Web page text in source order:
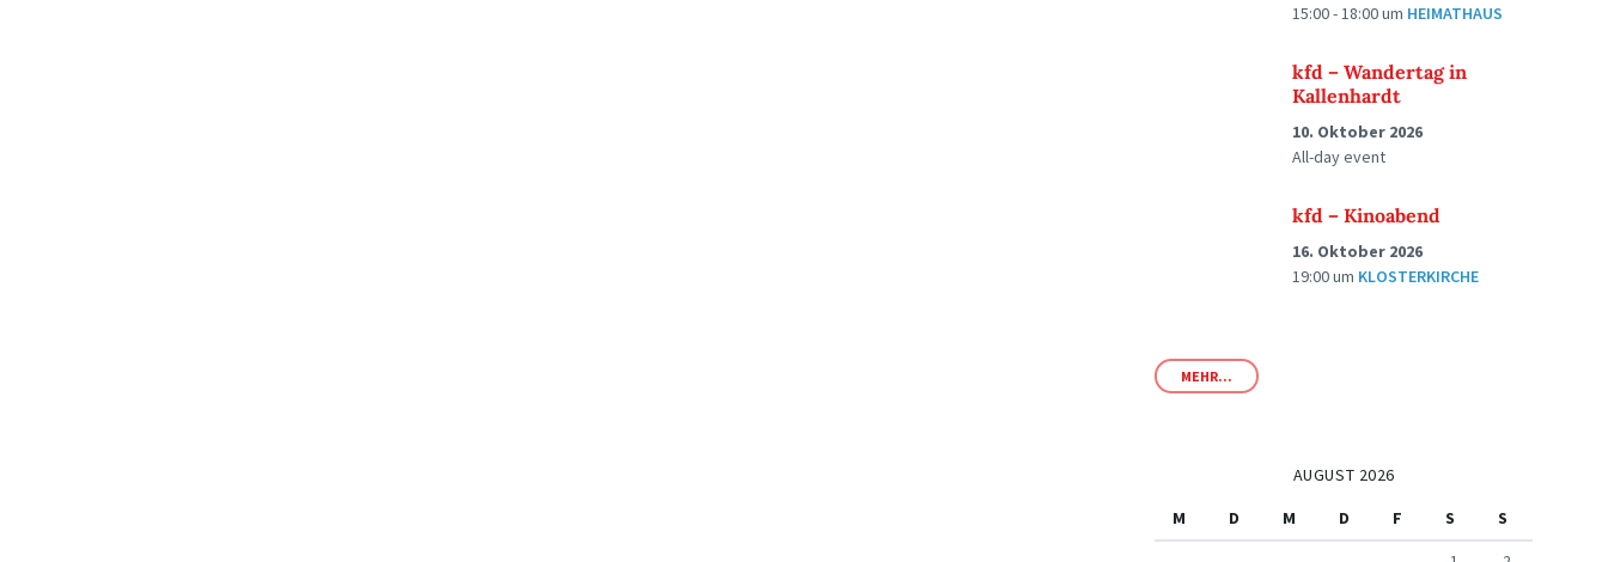
15:00 - 18:00um HEIMATHAUS
kfd – Wandertag in
Kallenhardt
10. Oktober 2026
All-day event
kfd – Kinoabend
16. Oktober 2026
19:00um KLOSTERKIRCHE
MEHR...
AUGUST 2026
M
D M D F S
S